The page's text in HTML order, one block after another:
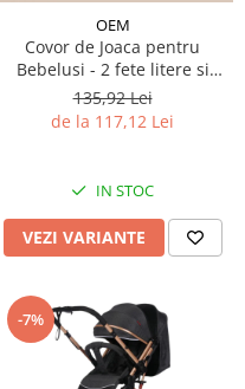
OEM
Covor de Joaca pentru
Bebelusi - 2 fete litere si
cifre/maimutici
135,92 Lei
de la 117,12 Lei
IN STOC
VEZI VARIANTE
-7%